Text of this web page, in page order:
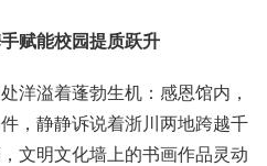
赋能校园提质跃升
洋溢着蓬勃生机：感恩馆内，
，静静诉说着浙川两地跨越千
文明文化墙上的书画作品灵动